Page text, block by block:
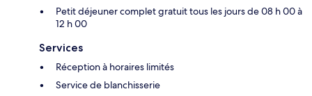
Petit déjeuner complet gratuit tous les jours de 08 h 00 à
12 h 00
Services
Réception à horaires limités
Service de blanchisserie